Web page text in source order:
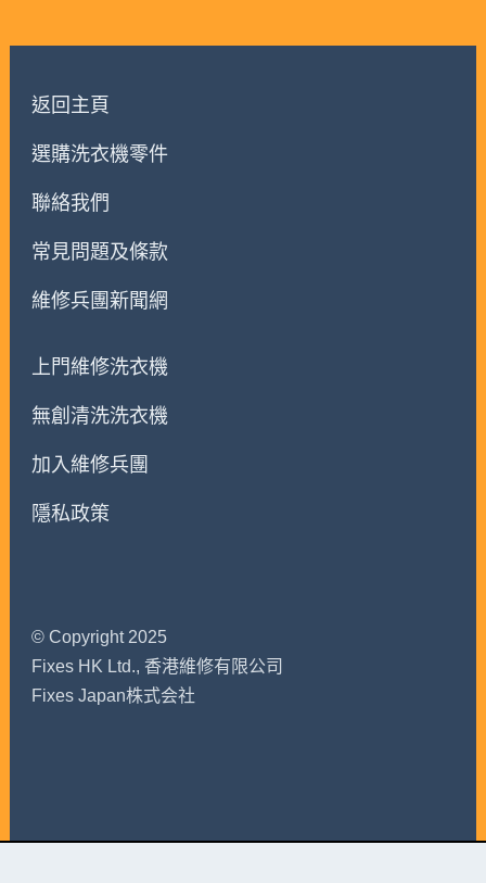
返回主頁
選購洗衣機零件
聯絡我們
常見問題及條款
維修兵團新聞網
上門維修洗衣機
無創清洗洗衣機
加入維修兵團
隱私政策
© Copyright 2025
Fixes HK Ltd., 香港維修有限公司
Fixes Japan株式会社